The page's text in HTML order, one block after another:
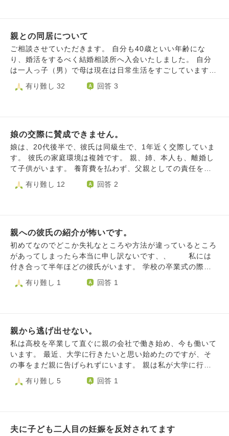
れでいいのかという迷いがあるから…。だと思います。 私
はどうしたらいいのでしょうか。
ぐことに不安があります。 名字が変わっても、自分の家系
の御先祖様を大切にしていれば大丈夫でしょうか？ また、
御先祖様のお墓の場所がわからない場合はどうすればよいの
でしょうか？ 長々と失礼しました。ここまで読んで頂きあ
親との同居について
ご相談させていただきます。 自分も40歳といい年齢にな
り、婚活をするべく結婚相談所へ入会いたしました。 自分
は一人っ子（男）で母は現在は日常生活をすごしています
が、数年前に大病を患ったことから同居を希望している旨を
伝えました。 そうすると条件としてはかなり厳しくなると
の切り替えができずモヤモヤしています。 もちろん同居の
条件を外せばかなり可能性は広がると考えています。 どの
ように自分の気持に折り合いをつけて行動すればよろしいで
しょうか。
有り難し 32 回答 3
娘の交際に賛成できません。
娘は、20代後半で、彼氏は同級生で、1年近く交際していま
す。 彼氏の家庭環境は複雑です。 親、姉、本人も、離婚し
て子供がいます。 養育費を払わず、父親としての責任を果
たしていません。娘には、自分を正当化するようなことを言
っています。 母親、姉、父親がそれぞれ問題を抱えていま
見えていますから。 一旦は、自分でも気付き別れを告げま
したが、やはり好きなのでしょう、一緒にいることが楽しく
て、心地よいのでしょう。この人より気の合う人は現れない
と思っているようです。 また、彼の実家に戻ってしまいま
プです。自分でも、ヤンキーが好きな訳でないのに、惹かれ
って、この人となら、信頼して、生涯寄り添って生きていけ
ると思える人と結婚して欲しいです。私達も、この人なら、
大切に育てた娘をお願いできると信頼して、認めたいんで
す。 でも、今の彼には、信頼ができません。 これ以上、娘
います。なので、私と夫は、今は、娘が気づくのを信じて待
着きません。結婚は反対です。しかし、もし、そうなったら
有り難し 12 回答 2
親への彼氏の紹介が怖いです。
初めてなのでどこか失礼なところや方法が違っているところ
があってしまったら本当に申し訳ないです、、 私には
付き合って半年ほどの彼氏がいます。 学校の卒業式の際、
私のお母さんに2人背写真を撮ってもらいました。そのと
き、きっと私がお母さんにまだ付き合っていることを言って
なかったのは本当に良くなかったかもしれないです。でも、
ちゃんと機会があれば彼氏は挨拶もしてくれると思います。
ですが卒業式のことで最初に彼氏のことをよく思っていな
いとなってしまうと私は紹介するのがとても怖いです。
はなく、親がどう思っているのかなと考えてしまい、複雑で
有り難し 1 回答 1
親から逃げ出せない。
私は高校を卒業して直ぐに親の会社で働き始め、今も働いて
います。 最近、大学に行きたいと思い始めたのですが、そ
の事をまだ親に告げられずにいます。 親は私が大学に行き
たいと言っても口に出して否定はしないと思います。でも、
心から応援してくれるかは自信がありません。 親は私がこ
のが怖いです。 でも、どこかで今の生活を変えないと、ず
有り難し 5 回答 1
夫に子ども二人目の妊娠を反対されてます